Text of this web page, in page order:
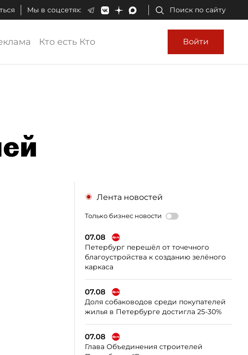
Мы в соцсетях: Поиск по сайту
Кто есть Кто Войти
Лента новостей
Только бизнес новости
07.08
Петербург перешёл от точечного
благоустройства к созданию зелёного
каркаса
07.08
Доля собаководов среди покупателей
жилья в Петербурге достигла 25-30%
07.08
Глава Объединения строителей